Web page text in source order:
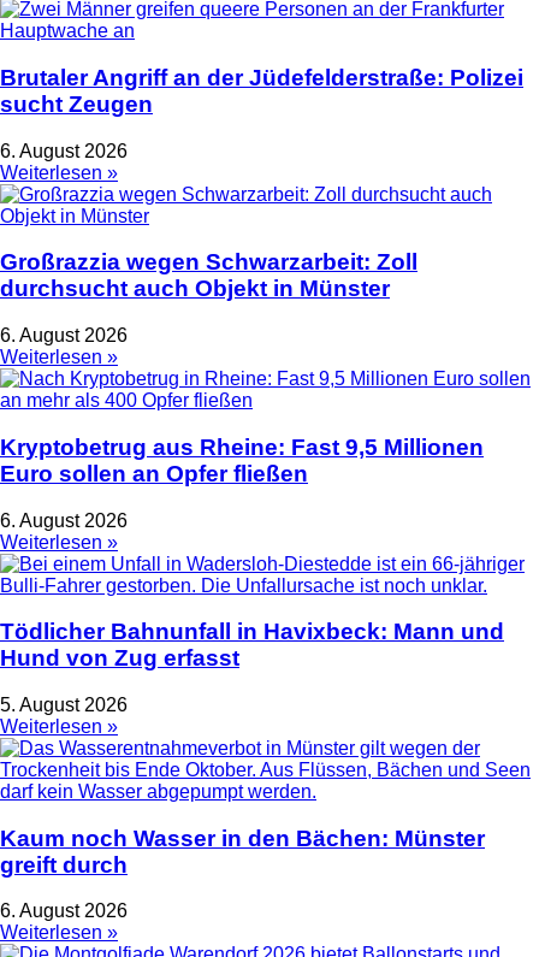
Brutaler Angriff an der Jüdefelderstraße: Polizei
sucht Zeugen
6. August 2026
Weiterlesen »
Großrazzia wegen Schwarzarbeit: Zoll
durchsucht auch Objekt in Münster
6. August 2026
Weiterlesen »
Kryptobetrug aus Rheine: Fast 9,5 Millionen
Euro sollen an Opfer fließen
6. August 2026
Weiterlesen »
Tödlicher Bahnunfall in Havixbeck: Mann und
Hund von Zug erfasst
5. August 2026
Weiterlesen »
Kaum noch Wasser in den Bächen: Münster
greift durch
6. August 2026
Weiterlesen »